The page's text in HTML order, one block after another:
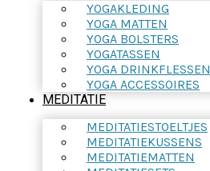
YOGAKLEDING
YOGA MATTEN
YOGA BOLSTERS
YOGATASSEN
YOGA DRINKFLESSEN
YOGA ACCESSOIRES
MEDITATIE
MEDITATIESTOELTJES
MEDITATIEKUSSENS
MEDITATIEMATTEN